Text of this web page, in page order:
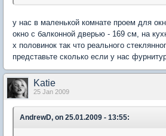
у нас в маленькой комнате проем для
окно с балконной дверью - 169 см, на
х половинок так что реального
представьте сколько если у нас
Katie
25 Jan 2009
AndrewD, on 25.01.2009 - 13:55: